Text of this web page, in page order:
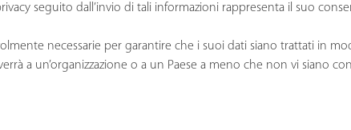
seguito dall’invio di tali informazioni rappresenta il suo
necessarie per garantire che i suoi dati siano trattati in
a un’organizzazione o a un Paese a meno che non vi siano